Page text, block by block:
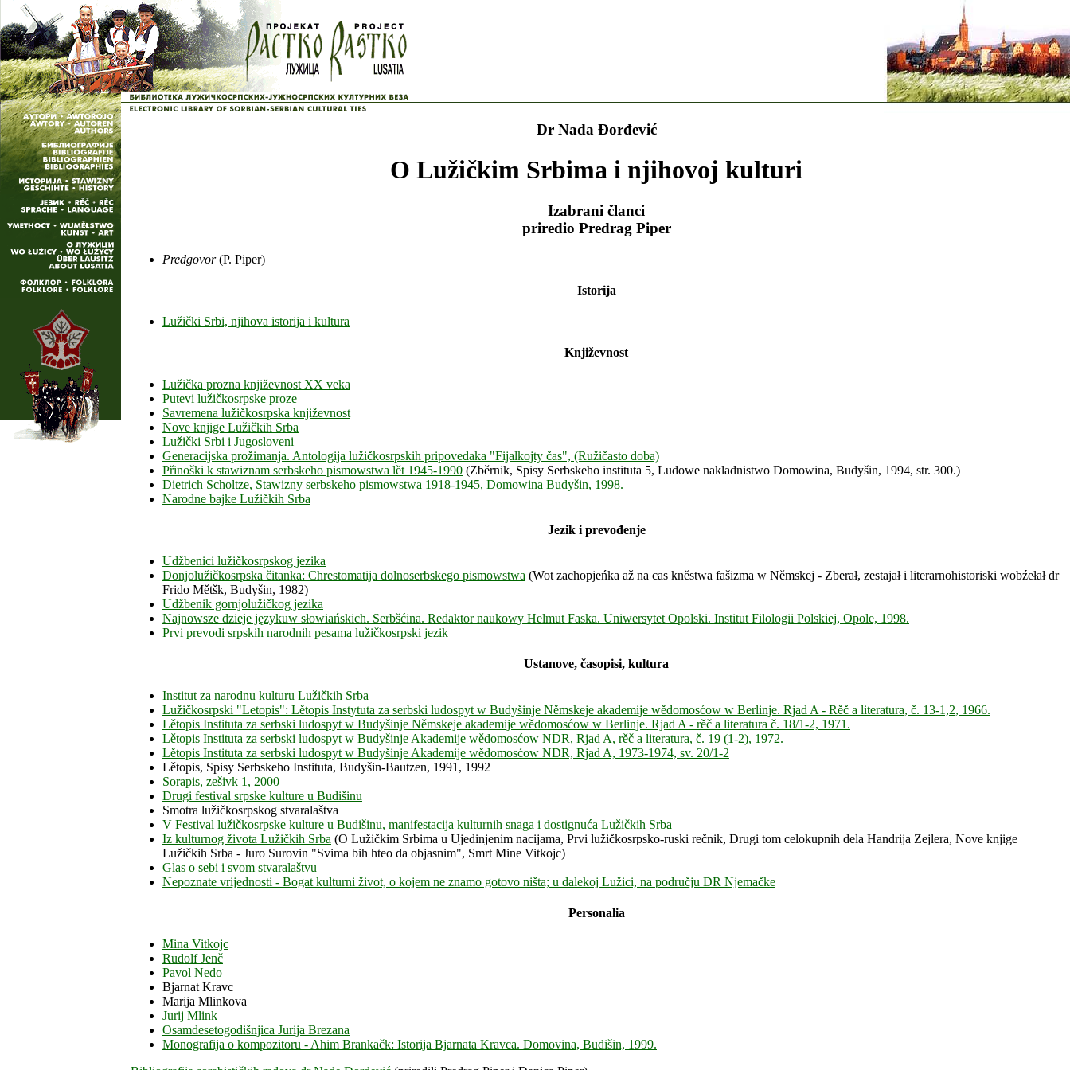
Dr Nada Đorđević
O Lužičkim Srbima i njihovoj kulturi
Izabrani članci
priredio Predrag Piper
Predgovor(P. Piper)
Istorija
Lužički Srbi, njihova istorija i kultura
Književnost
Lužička prozna književnost XX veka
Putevi lužičkosrpske proze
Savremena lužičkosrpska književnost
Nove knjige Lužičkih Srba
Lužički Srbi i Jugosloveni
Generacijska prožimanja. Antologija lužičkosrpskih pripovedaka "Fijalkojty čas", (Ružičasto doba)
Přinoški k stawiznam serbskeho pismowstwa lět 1945-1990 (Zběrnik, Spisy Serbskeho instituta 5, Ludowe nakladnistwo Domowina, Budyšin, 1994, str. 300.)
Dietrich Scholtze, Stawizny serbskeho pismowstwa 1918-1945, Domowina Budyšin, 1998.
Narodne bajke Lužičkih Srba
Jezik i prevođenje
Udžbenici lužičkosrpskog jezika
Donjolužičkosrpska čitanka: Chrestomatija dolnoserbskego pismowstwa (Wot zachopjeńka až na cas kněstwa fašizma w Němskej - Zberał, zestajał i literarnohistoriski wobźełał dr
Frido Mětšk, Budyšin, 1982)
Udžbenik gornjolužičkog jezika
Najnowsze dzieje językuw słowiańskich. Serbšćina. Redaktor naukowy Helmut Faska. Uniwersytet Opolski. Institut Filologii Polskiej, Opole, 1998.
Prvi prevodi srpskih narodnih pesama lužičkosrpski jezik
Ustanove, časopisi, kultura
Institut za narodnu kulturu Lužičkih Srba
Lužičkosrpski "Letopis": Lětopis Instytuta za serbski ludospyt w Budyšinje Němskeje akademije wědomosćow w Berlinje. Rjad A - Rěč a literatura, č. 13-1,2, 1966.
Lětopis Instituta za serbski ludospyt w Budyšinje Němskeje akademije wědomosćow w Berlinje. Rjad A - rěč a literatura č. 18/1-2, 1971.
Lětopis Instituta za serbski ludospyt w Budyšinje Akademije wědomosćow NDR, Rjad A, rěč a literatura, č. 19 (1-2), 1972.
Lětopis Instituta za serbski ludospyt w Budyšinje Akademije wědomosćow NDR, Rjad A, 1973-1974, sv. 20/1-2
Lětopis, Spisy Serbskeho Instituta, Budyšin-Bautzen, 1991, 1992
Sorapis, zešivk 1, 2000
Drugi festival srpske kulture u Budišinu
Smotra lužičkosrpskog stvaralaštva
V Festival lužičkosrpske kulture u Budišinu, manifestacija kulturnih snaga i dostignuća Lužičkih Srba
Iz kulturnog života Lužičkih Srba (O Lužičkim Srbima u Ujedinjenim nacijama, Prvi lužičkosrpsko-ruski rečnik, Drugi tom celokupnih dela Handrija Zejlera, Nove knjige
Lužičkih Srba - Juro Surovin "Svima bih hteo da objasnim", Smrt Mine Vitkojc)
Glas o sebi i svom stvaralaštvu
Nepoznate vrijednosti - Bogat kulturni život, o kojem ne znamo gotovo ništa; u dalekoj Lužici, na području DR Njemačke
Personalia
Mina Vitkojc
Rudolf Jenč
Pavol Nedo
Bjarnat Kravc
Marija Mlinkova
Jurij Mlink
Osamdesetogodišnjica Jurija Brezana
Monografija o kompozitoru - Ahim Brankačk: Istorija Bjarnata Kravca. Domovina, Budišin, 1999.